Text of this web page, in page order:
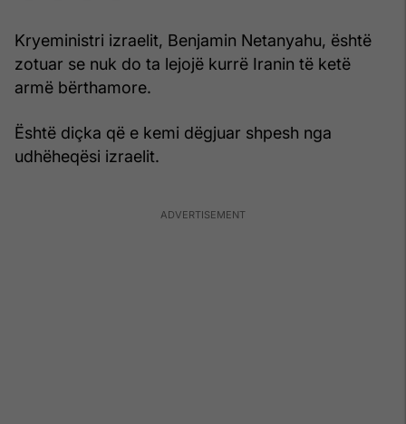
Kryeministri izraelit, Benjamin Netanyahu, është
zotuar se nuk do ta lejojë kurrë Iranin të ketë
armë bërthamore.
Është diçka që e kemi dëgjuar shpesh nga
udhëheqësi izraelit.